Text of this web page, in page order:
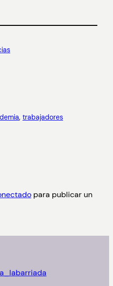
, trabajadores
para publicar un